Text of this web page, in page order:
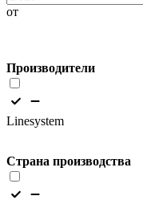
от
Производители
Linesystem
Страна производства